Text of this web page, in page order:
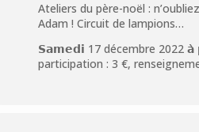
Ateliers du père-noël :
Adam ! Circuit de lampions…
𝗦𝗮𝗺𝗲𝗱𝗶 17 décembre 2022 𝗮̀
participation : 3 €,